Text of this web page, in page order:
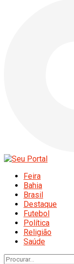
Feira
Bahia
Brasil
Destaque
Futebol
Política
Religião
Saúde